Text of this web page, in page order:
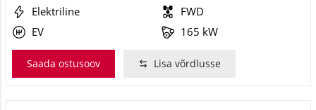
Elektriline
FWD
EV
165 kW
Saada ostusoov Lisa võrdlusse